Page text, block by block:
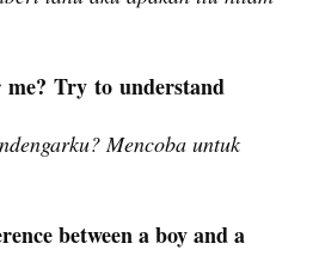
me? Try to understand
Mencoba untuk
between a boy and a